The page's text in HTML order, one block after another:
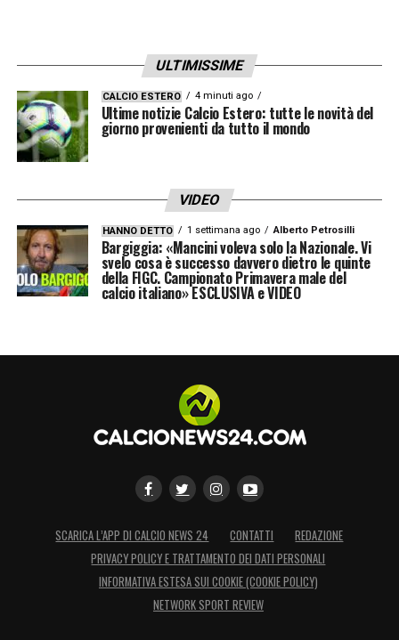
Sta bene, è in forma, deve giocare. Spero che
segni anche»
LA PLAYLIST DELLE NOSTRE TOP NEWS
ULTIMISSIME
CALCIO ESTERO 4 minuti ago
Ultime notizie Calcio Estero: tutte le novità del
giorno provenienti da tutto il mondo
VIDEO
HANNO DETTO 1 settimana ago Alberto Petrosilli
Bargiggia: «Mancini voleva solo la Nazionale. Vi
svelo cosa è successo davvero dietro le quinte
della FIGC. Campionato Primavera male del
calcio italiano» ESCLUSIVA e VIDEO
SCARICA L’APP DI CALCIO NEWS 24 CONTATTI
REDAZIONE
PRIVACY POLICY E TRATTAMENTO DEI DATI PERSONALI
INFORMATIVA ESTESA SUI COOKIE (COOKIE POLICY)
NETWORK SPORT REVIEW